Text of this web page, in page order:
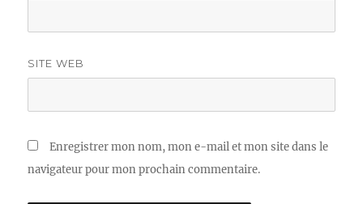
SITE WEB
Enregistrer mon nom, mon e-mail et mon site dans le
navigateur pour mon prochain commentaire.